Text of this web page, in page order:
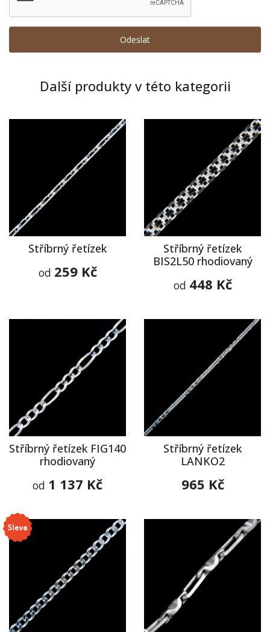
Další produkty v této kategorii
Stříbrný řetízek
od 259 Kč
Stříbrný řetízek
BIS2L50 rhodiovaný
od 448 Kč
Stříbrný řetízek FIG140
rhodiovaný
od 1 137 Kč
Stříbrný řetízek
LANKO2
965 Kč